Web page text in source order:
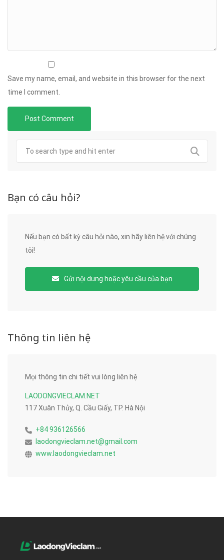
Save my name, email, and website in this browser for the next
time I comment.
Bạn có câu hỏi?
Nếu bạn có bất kỳ câu hỏi nào, xin hãy liên hệ với chúng
tôi!
Gửi nội dung hoặc yêu cầu của bạn
Thông tin liên hệ
Mọi thông tin chi tiết vui lòng liên hệ
LAODONGVIECLAM.NET
117 Xuân Thủy, Q. Cầu Giấy, TP. Hà Nội
+84 936126566
laodongvieclam.net@gmail.com
www.laodongvieclam.net